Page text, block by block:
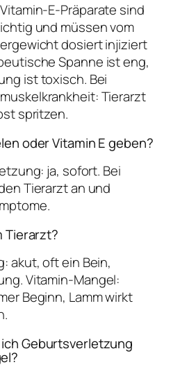
E-Präparate sind
und müssen vom
dosiert injiziert
Spanne ist eng,
ist toxisch. Bei
Tierarzt
spritzen.
oder Vitamin E geben?
ja, sofort. Bei
Tierarzt an und
Tierarzt?
akut, oft ein Bein,
Vitamin-Mangel:
Beginn, Lamm wirkt
Geburtsverletzung